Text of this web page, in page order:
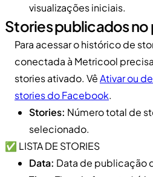
visualizações iniciais.
Stories publicados
Para acessar o histórico de
conectada à Metricool
stories ativado. VêAtivar ou
stories do Facebook.
Stories: Número total de
selecionado.
✅ LISTA DE STORIES
Data: Data de publicação